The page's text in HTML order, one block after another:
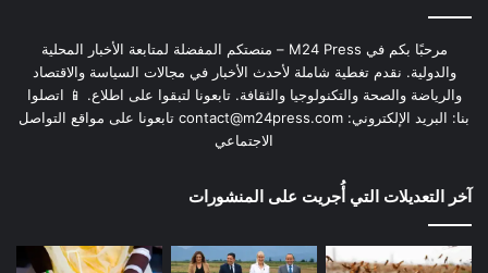
مرحبًا بكم في M24 Press – منصتكم المفضلة لمتابعة الأخبار المحلية
والدولية. نقدم تغطية شاملة لأحدث الأخبار في مجالات السياسة والاقتصاد
والرياضة والصحة والتكنولوجيا والثقافة. تابعونا لتبقوا على اطلاع. 📱 اتصلوا
بنا: البريد الإلكتروني: contact@m24press.com تابعونا على مواقع التواصل
الاجتماعي
آخر التعديلات التي أُجريت على المنشورات